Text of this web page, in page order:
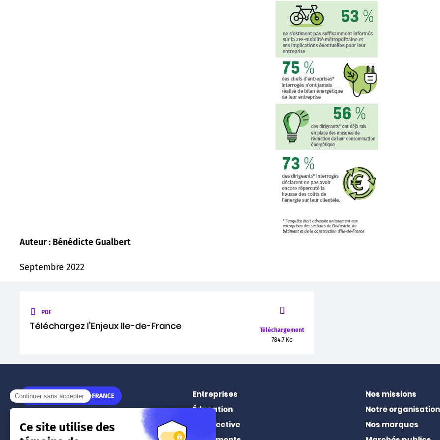
Auteur : Bénédicte Gualbert
Septembre 2022
PDF
Téléchargez l'Enjeux Ile-de-France
Téléchargement
784.7 Ko
11 rue Léon Jouhaux
75010Paris
Entreprises
Éducation
Prospective
Nos missions
Notre organisation
Nos marques